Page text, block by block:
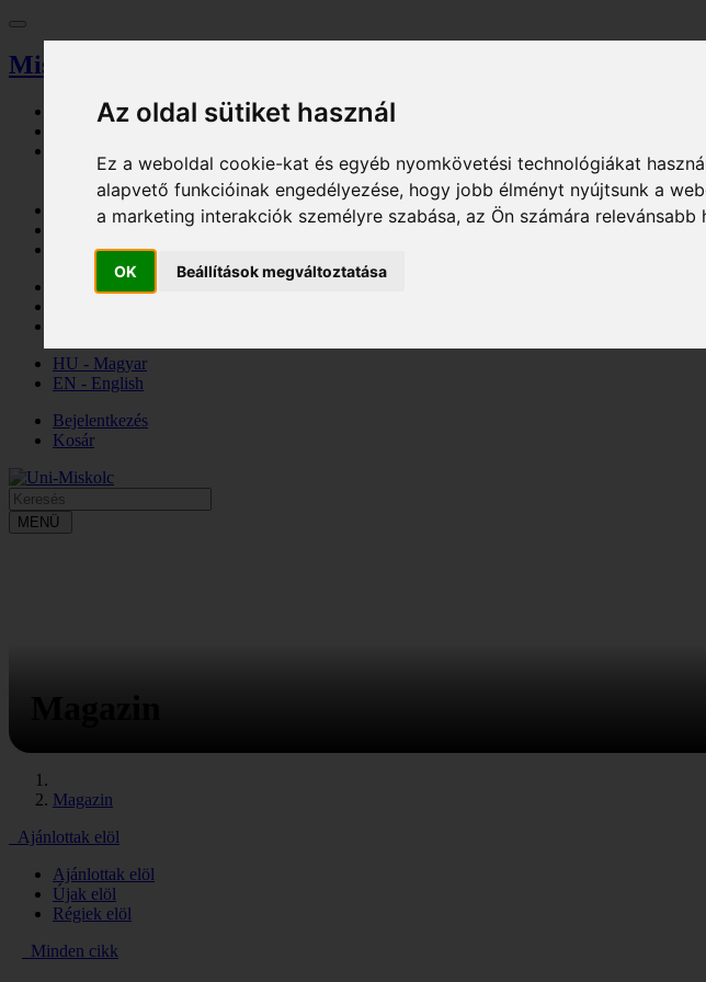
Az oldal sütiket használ
Ez a weboldal cookie-kat és egyéb nyomkövetési technológiákat
alapvető funkcióinak engedélyezése, hogy jobb élményt nyújtsunk a
a marketing interakciók személyre szabása,az Ön számára
OK Beállítások megváltoztatása
Miskolci Egyetem
Vezérlőpult
Tallózó
Eseménynaptár
Jegyiroda
Parkolási engedély
Eljárási díj
HU - Magyar
EN - English
Bejelentkezés
Kosár
MENÜ
Magazin
Ajánlottak elöl
Ajánlottak elöl
Újak elöl
Régiek elöl
Minden cikk